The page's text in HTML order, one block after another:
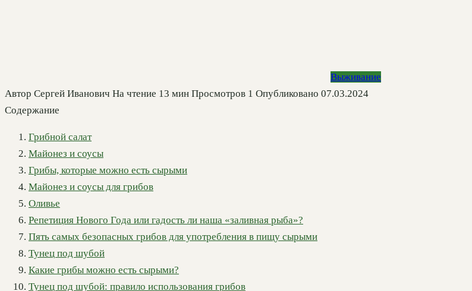
Выживание
Автор Сергей Иванович На чтение 13 мин Просмотров 1 Опубликовано 07.03.2024
Содержание
Грибной салат
Майонез и соусы
Грибы, которые можно есть сырыми
Майонез и соусы для грибов
Оливье
Репетиция Нового Года или гадость ли наша «заливная рыба»?
Пять самых безопасных грибов для употребления в пищу сырыми
Тунец под шубой
Какие грибы можно есть сырыми?
Тунец под шубой: правило использования грибов